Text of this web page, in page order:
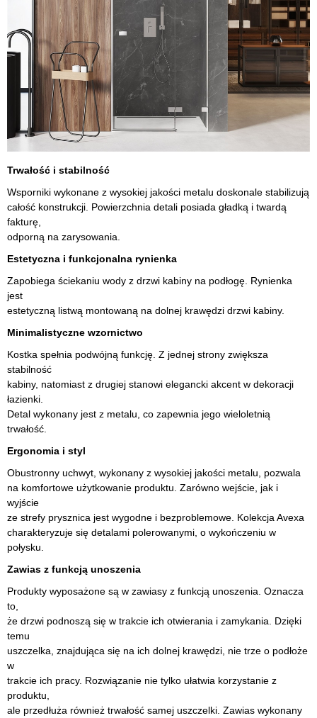
Trwałość i stabilność
Wsporniki wykonane z wysokiej jakości metalu doskonale stabilizują
całość konstrukcji. Powierzchnia detali posiada gładką i twardą
fakturę,
odporną na zarysowania.
Estetyczna i funkcjonalna rynienka
Zapobiega ściekaniu wody z drzwi kabiny na podłogę. Rynienka
jest
estetyczną listwą montowaną na dolnej krawędzi drzwi kabiny.
Minimalistyczne wzornictwo
Kostka spełnia podwójną funkcję. Z jednej strony zwiększa
stabilność
kabiny, natomiast z drugiej stanowi elegancki akcent w dekoracji
łazienki.
Detal wykonany jest z metalu, co zapewnia jego wieloletnią
trwałość.
Ergonomia i styl
Obustronny uchwyt, wykonany z wysokiej jakości metalu, pozwala
na komfortowe użytkowanie produktu. Zarówno wejście, jak i
wyjście
ze strefy prysznica jest wygodne i bezproblemowe. Kolekcja Avexa
charakteryzuje się detalami polerowanymi, o wykończeniu w
połysku.
Zawias z funkcją unoszenia
Produkty wyposażone są w zawiasy z funkcją unoszenia. Oznacza
to,
że drzwi podnoszą się w trakcie ich otwierania i zamykania. Dzięki
temu
uszczelka, znajdująca się na ich dolnej krawędzi, nie trze o podłoże
w
trakcie ich pracy. Rozwiązanie nie tylko ułatwia korzystanie z
produktu,
ale przedłuża również trwałość samej uszczelki. Zawias wykonany